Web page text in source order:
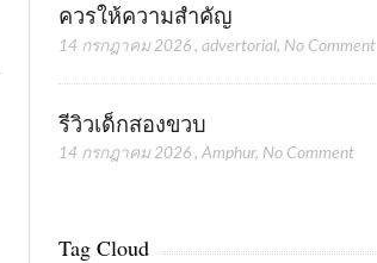
ควรให้ความสำคัญ
14 กรกฎาคม 2026 ,advertorial, No Comment
รีวิวเด็กสองขวบ
14 กรกฎาคม 2026 ,Amphur, No Comment
Tag Cloud